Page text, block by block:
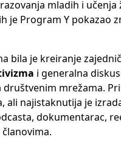
mladih i učenja
je Program Y pokazao
bila je kreiranje
i generalna
društvenim mrežama.
ali najistaknutija je
dokumentarac,